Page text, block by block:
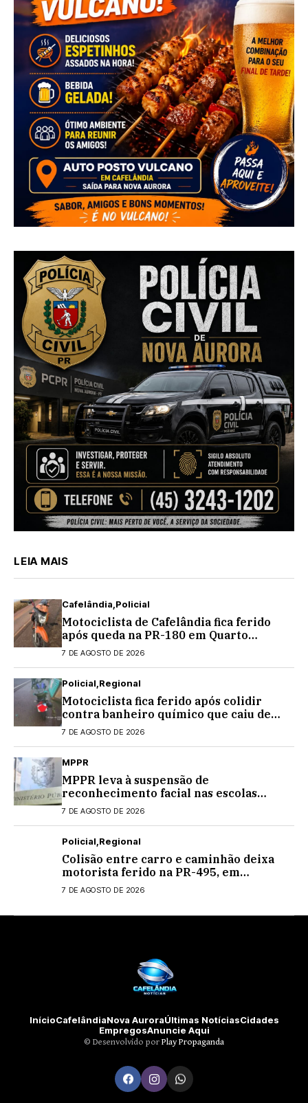
LEIA MAIS
Cafelândia Policial
Motociclista de Cafelândia fica ferido
após queda na PR-180 em Quarto
Centenário
7 DE AGOSTO DE 2026
Policial Regional
Motociclista fica ferido após colidir
contra banheiro químico que caiu de
caminhão na PRC-467, em Cascavel
7 DE AGOSTO DE 2026
MPPR
MPPR leva à suspensão de
reconhecimento facial nas escolas
estaduais
7 DE AGOSTO DE 2026
Policial Regional
Colisão entre carro e caminhão deixa
motorista ferido na PR-495, em
Medianeira
7 DE AGOSTO DE 2026
InícioCafelândiaNova AuroraÚltimas NotíciasCidades
EmpregosAnuncie Aqui
©️ Desenvolvido por Play Propaganda